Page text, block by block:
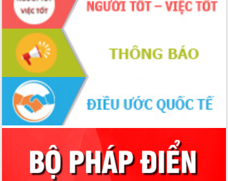
Đoàn đại biểu Quốc hội tỉnh Đắk Lắk
trao đổi thông tin trước Kỳ họp thứ
nhất, Quốc hội khóa XVI
Quyết liệt cải cách hành chính, khơi
thông nguồn lực phát triển
Nâng cao hiệu lực, hiệu quả HĐND
tỉnh thông qua hiện đại hóa hành chính
Xã Ea Phê gắn cải cách hành chính với
chuyển đổi số
Phó Chủ tịch Thường trực UBND tỉnh
Hồ Thị Nguyên Thảo làm việc tại Trung
tâm Phục vụ hành chính công xã Ea
Xây dựng nền hành chính số đồng
hành cùng nông dân dân, doanh nghiệp
Giai đoạn 2026-2030, Đắk Lắk phấn